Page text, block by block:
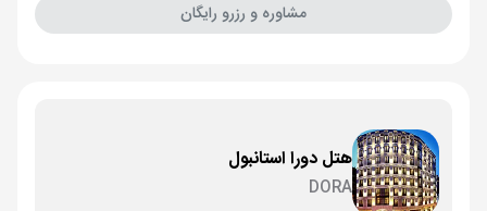
مشاوره و رزرو رایگان
هتل دورا استانبول
DORA